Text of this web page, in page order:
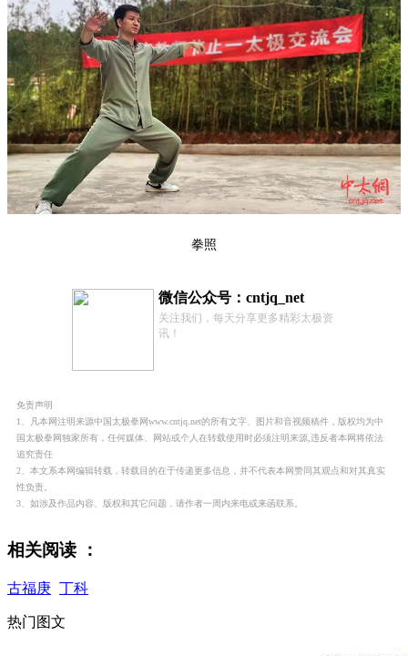
拳照
微信公众号：cntjq_net
关注我们，每天分享更多精彩太极资
讯！
免责声明
1、凡本网注明来源中国太极拳网www.cntjq.net的所有文字、图片和音视频稿件，版权均为中
国太极拳网独家所有，任何媒体、网站或个人在转载使用时必须注明来源,违反者本网将依法
追究责任
2、本文系本网编辑转载，转载目的在于传递更多信息，并不代表本网赞同其观点和对其真实
性负责。
3、如涉及作品内容、版权和其它问题，请作者一周内来电或来函联系。
相关阅读 ：
古福庚 丁科
热门图文